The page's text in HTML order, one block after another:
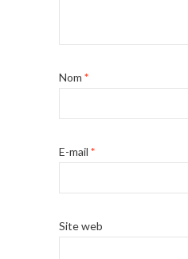
Nom *
E-mail *
Site web